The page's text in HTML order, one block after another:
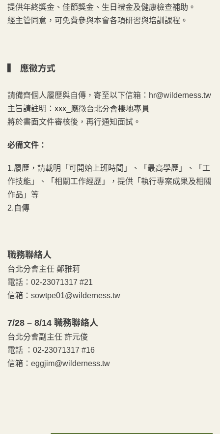
提供年終獎金、佳節獎金、生日禮金及健康檢查補助。
經主管同意，可免費參與本會各項研習與培訓課程。
▍ 應徵方式
請備齊個人履歷與自傳，寄至以下信箱：hr@wilderness.tw
主旨請註明： xxx_應徵台北分會棲地專員
將於書面文件審核後，再行通知面試。
必備文件：
1.履歷，請載明「可開始上班時間」、「最高學歷」、「工
作技能」、「相關工作經歷」，提供「執行專案成果及相關
作品」等
2.自傳
職務聯絡人
台北分會主任 鄭雅莉
電話：02-23071317 #21
信箱：sowtpe01@wilderness.tw
7/28 – 8/14 職務聯絡人
台北分會副主任 許元俊
電話 ：02-23071317 #16
信箱：eggjim@wilderness.tw